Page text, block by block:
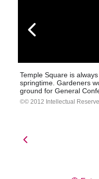
Temple Square is
springtime. Gardeners
ground for General
© 2012 Intellectual